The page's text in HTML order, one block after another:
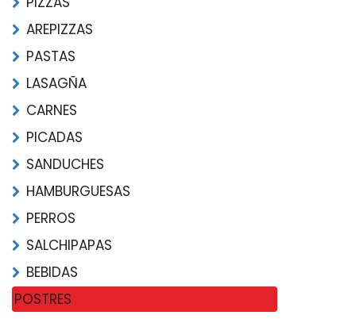
AREPIZZAS
PASTAS
LASAGÑA
CARNES
PICADAS
SANDUCHES
HAMBURGUESAS
PERROS
SALCHIPAPAS
BEBIDAS
POSTRES